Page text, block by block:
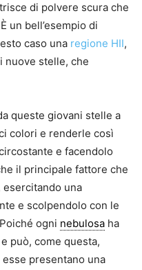
di polvere scura che
un bell’esempio di
caso una regione HII,
nuove stelle, che
queste giovani stelle a
colori e renderle così
e facendolo
il principale fattore che
una
e scolpendolo con le
ogni nebulosa ha
può, come questa,
presentano una